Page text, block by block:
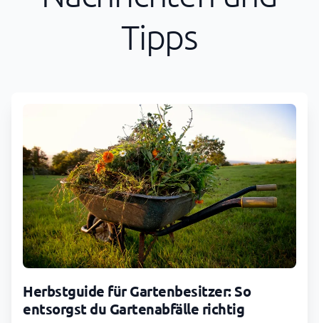
Tipps
Herbstguide für Gartenbesitzer: So
entsorgst du Gartenabfälle richtig